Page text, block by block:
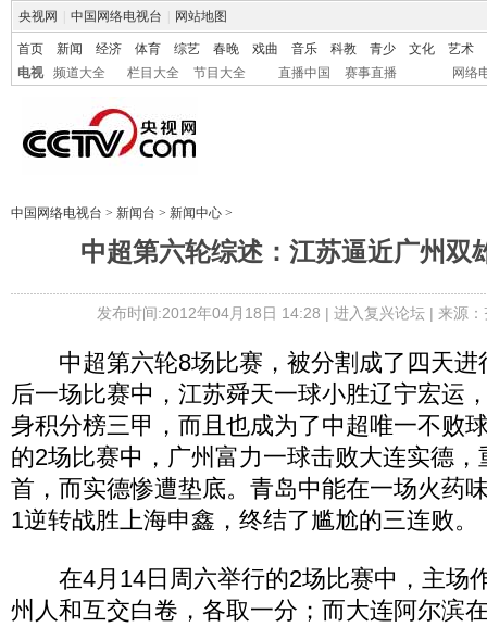
央视网 中国网络电视台 网站地图
首页 新闻 经济 体育 综艺 春晚 戏曲 音乐 科教 青少 文化
艺术
电视
频道大全 栏目大全 节目大全 直播中国 赛事直播 网络
中国网络电视台 > 新闻台 > 新闻中心 >
中超第六轮综述：江苏逼近广州双
发布时间:2012年04月18日 14:28 | 进入复兴论坛| 来源
中超第六轮8场比赛，被分割成了四天进
后一场比赛中，江苏舜天一球小胜辽宁宏运
身积分榜三甲，而且也成为了中超唯一不败
的2场比赛中，广州富力一球击败大连实德
首，而实德惨遭垫底。青岛中能在一场火药
1逆转战胜上海申鑫，终结了尴尬的三连败。
在4月14日周六举行的2场比赛中，主场
州人和互交白卷，各取一分；而大连阿尔滨